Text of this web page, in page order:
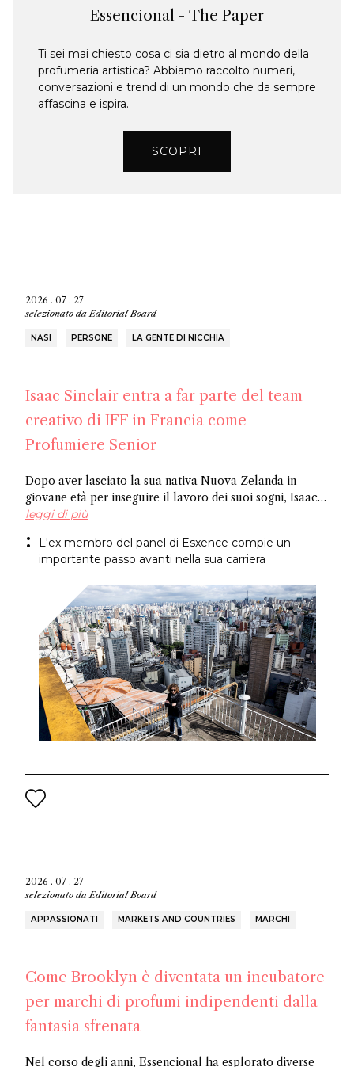
Essencional - The Paper
Ti sei mai chiesto cosa ci sia dietro al mondo della
profumeria artistica? Abbiamo raccolto numeri,
conversazioni e trend di un mondo che da sempre
affascina e ispira.
SCOPRI
2026 . 07 . 27
selezionato da Editorial Board
NASI PERSONE LA GENTE DI NICCHIA
Isaac Sinclair entra a far parte del team
creativo di IFF in Francia come
Profumiere Senior
Dopo aver lasciato la sua nativa Nuova Zelanda in
giovane età per inseguire il lavoro dei suoi sogni, Isaac
Sinclair è entrato a far parte di IFF come Profumiere
membro del panel di Esxence, è stato allievo di Maurice
Roucel e ha trascorso gli anni formativi in ​​Brasile. Ha
Neanderthal e Abel. Congratulazioni Isaac!
leggi di più
L'ex membro del panel di Esxence compie un
importante passo avanti nella sua carriera
2026 . 07 . 27
selezionato daEditorial Board
APPASSIONATI MARKETS AND COUNTRIES MARCHI
Come Brooklyn è diventata un incubatore
per marchi di profumi indipendenti dalla
fantasia sfrenata
Nel corso degli anni, Essencional ha esplorato diverse